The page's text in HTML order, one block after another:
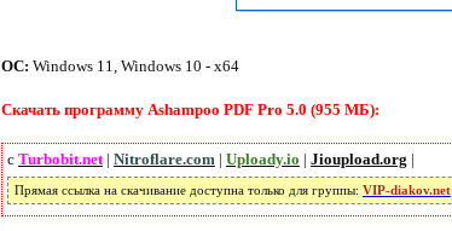
ОС: Windows 11, Windows 10 - x64
Скачать программу Ashampoo PDF Pro 5.0 (955 МБ):
с Turbobit.net| Nitroflare.com | Uploady.io | Jioupload.org |
Прямая ссылка на скачивание доступна только для группы: VIP-diakov.net